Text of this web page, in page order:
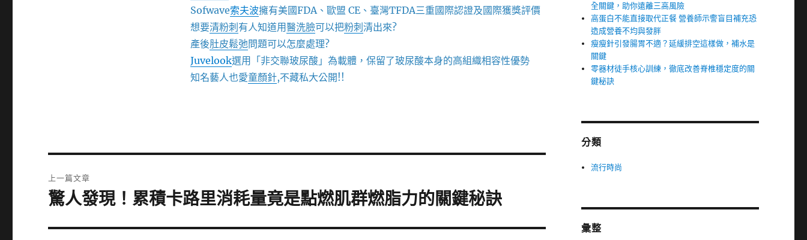
Sofwave索夫波擁有美國FDA、歐盟 CE、臺灣TFDA三重國際認證及國際獲獎評價
想要清粉刺 有人知道用醫洗臉可以把粉刺 清出來?
產後肚皮鬆弛問題可以怎麼處理?
Juvelook選用「非交聯玻尿酸」為載體，保留了玻尿酸本身的高組織相容性優勢
知名藝人也愛童顏針,不藏私大公開!!
章
上一篇文章
上
篇
驚人發現！累積卡路里消耗量竟是點燃肌群燃脂力的關鍵秘訣
全關鍵，助你遠離三高風險
高蛋白不能直接取代正餐 營養師示警盲目補充恐
造成營養不均與發胖
瘦瘦針引發腸胃不適？延緩排空這樣做，補水是
關鍵
零器材徒手核心訓練，徹底改善脊椎穩定度的關
鍵秘訣
分類
流行時尚
彙整